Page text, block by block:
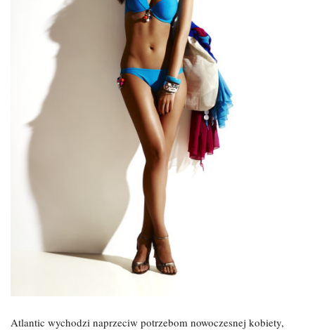
Atlantic wychodzi naprzeciw potrzebom nowoczesnej kobiety,